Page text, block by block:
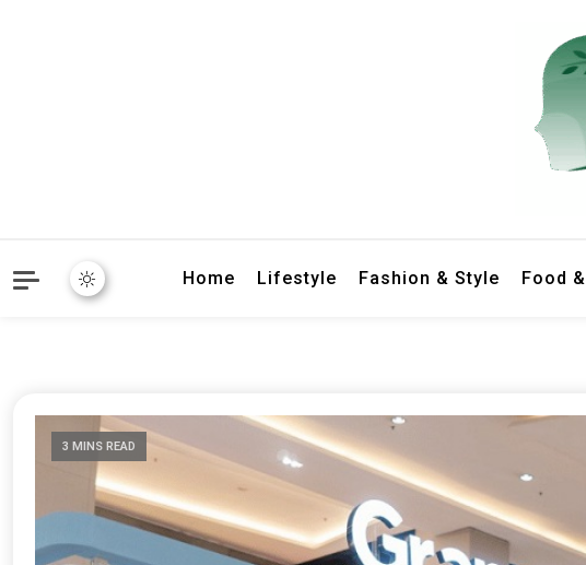
Home Lifestyle Fashion & Style Food
3 MINS READ